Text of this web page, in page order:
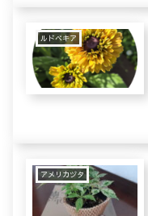
ルドベキア
アメリカヅタ